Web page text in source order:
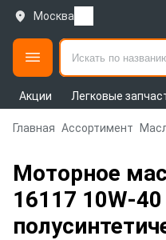
Москва
Акции Легковые
Главная Ассортимент
Моторное
16117 10W-40